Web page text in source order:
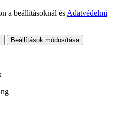
a beállításoknál és Adatvédelmi
Beállítások módosítása